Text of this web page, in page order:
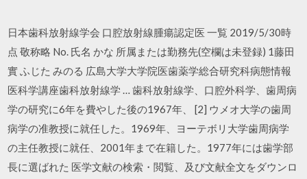
日本歯科放射線学会 口腔放射線腫瘍認定医 一覧 2019/5/30時
点 敬称略 No. 氏名 かな 所属または勤務先(空欄は未登録) 1藤田
實 ふじた みのる 広島大学大学院医歯薬学総合研究科病態情報
医科学講座歯科放射線学 … 歯科放射線学、口腔外科学、歯周病
学の研究に6年を費やした後の1967年、 [2] ウメオ大学の歯周
病学の准教授に就任した。1969年、ヨーテボリ大学歯周病学
の主任教授に就任、2001年まで在籍した。1977年には歯学部
長に選ばれた 医学文献の検索・閲覧、及び文献全文をダウンロ